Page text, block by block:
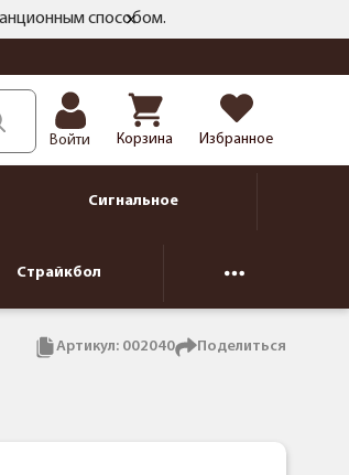
способом.
Войти Корзина Избранное
Сигнальное
Страйкбол
Артикул: 002040 Поделиться